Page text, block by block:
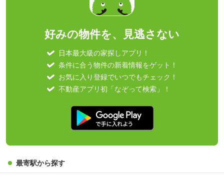
好みの物件を、見逃さない
日本最大級の家探しアプリ！
条件に合う物件の新着情報をゲット！
お気に入り登録でいつでもチェック！
不動産アプリ初「なぞって検索」！
最寄駅から探す